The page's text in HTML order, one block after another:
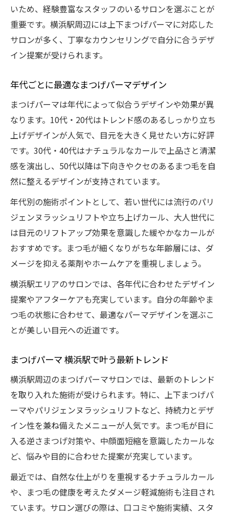
いため、経験豊富なスタッフのいるサロンを選ぶことが
重要です。横浜駅周辺には上下まつげパーマに対応した
サロンが多く、丁寧なカウンセリングで自分に合うデザ
イン提案が受けられます。
年代ごとに最適なまつげパーマデザイン
まつげパーマは年代によって似合うデザインや効果が異
なります。10代・20代はトレンド感のあるしっかり立ち
上げデザインが人気で、目元を大きく見せたい方に好評
です。30代・40代はナチュラルなカールで上品さと清潔
感を演出し、50代以降は下向きやクセのあるまつ毛を自
然に整えるデザインが支持されています。
年代別の施術ポイントとして、若い世代には流行のパリ
ジェンヌラッシュリフトや立ち上げカール、大人世代に
は目元のリフトアップ効果を意識した緩やかなカールが
おすすめです。まつ毛が細くなりがちな年齢層には、ダ
メージを抑える薬剤やホームケアを重視しましょう。
横浜駅エリアのサロンでは、各年代に合わせたデザイン
提案やアフターケアも充実しています。自分の年齢やま
つ毛の状態に合わせて、最適なパーマデザインを選ぶこ
とが美しい目元への近道です。
まつげパーマ 横浜駅で叶う最新トレンド
横浜駅周辺のまつげパーマサロンでは、最新のトレンド
を取り入れた施術が受けられます。特に、上下まつげパ
ーマやパリジェンヌラッシュリフトなど、持続力とデザ
イン性を兼ね備えたメニューが人気です。まつ毛が目に
入る逆さまつげ対策や、中顔面短縮を意識したカールな
ど、悩みや目的に合わせた提案が充実しています。
最近では、自然な仕上がりを重視するナチュラルカール
や、まつ毛の健康を考えたダメージ軽減施術も注目され
ています。サロン選びの際は、口コミや施術実績、スタ